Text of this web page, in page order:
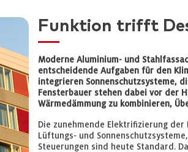
Funktion trifft
Moderne Aluminium- und
entscheidende Aufgaben für den
integrieren Sonnenschutzsysteme,
Fensterbauer stehen dabei vor der
Wärmedämmung zu kombinieren,
Die zunehmende Elektrifizierung
Lüftungs- und
Steuerungen sind heute Standard.